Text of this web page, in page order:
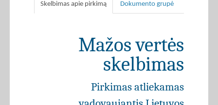
Skelbimas apie pirkimą Dokumento grupė
Mažos vertės
skelbimas
Pirkimas atliekamas